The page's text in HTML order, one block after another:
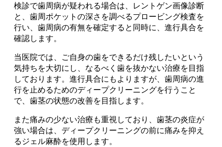
検診で歯周病が疑われる場合は、レントゲン画像診断
と、歯周ポケットの深さを調べるプロービング検査を
行い、歯周病の有無を確定すると同時に、進行具合を
確認します。
当医院では、ご自身の歯をできるだけ残したいという
気持ちを大切にし、なるべく歯を抜かない治療を目指
しております。進行具合にもよりますが、歯周病の進
行を止めるためのディープクリーニングを行うこと
で、歯茎の状態の改善を目指します。
また痛みの少ない治療も重視しており、歯茎の炎症が
強い場合は、ディープクリーニングの前に痛みを抑え
るジェル麻酔を使用します。